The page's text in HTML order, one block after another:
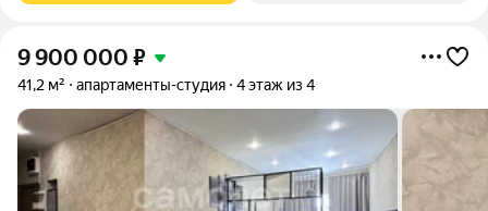
9 900 000 ₽
41,2 м² апартаменты-студия 4 этаж из 4